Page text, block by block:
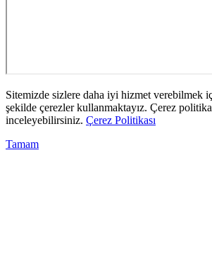
Sitemizde sizlere daha iyi hizmet verebilmek
şekilde çerezler kullanmaktayız. Çerez
inceleyebilirsiniz. Çerez Politikası
Tamam